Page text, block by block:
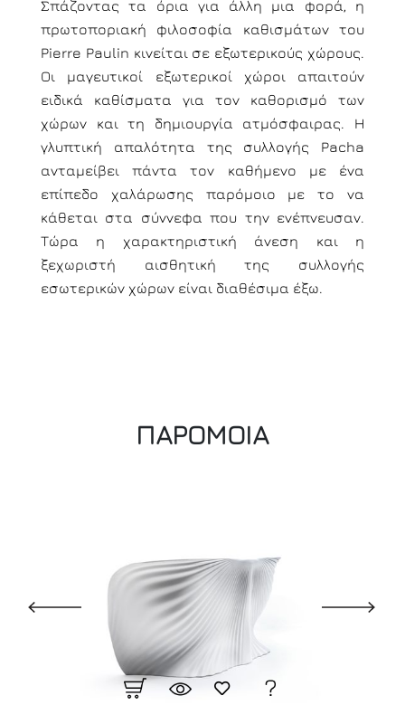
Σπάζοντας τα όρια για άλλη μια φορά, η
πρωτοποριακή φιλοσοφία καθισμάτων του
Pierre Paulin κινείται σε εξωτερικούς χώρους.
Οι μαγευτικοί εξωτερικοί χώροι απαιτούν
ειδικά καθίσματα για τον καθορισμό των
χώρων και τη δημιουργία ατμόσφαιρας. Η
γλυπτική απαλότητα της συλλογής Pacha
ανταμείβει πάντα τον καθήμενο με ένα
επίπεδο χαλάρωσης παρόμοιο με το να
κάθεται στα σύννεφα που την ενέπνευσαν.
Τώρα η χαρακτηριστική άνεση και η
ξεχωριστή αισθητική της συλλογής
εσωτερικών χώρων είναι διαθέσιμα έξω.
ΠΑΡΟΜΟΙΑ